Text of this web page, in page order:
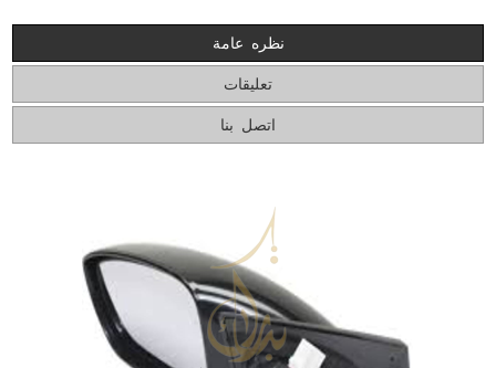
نظره عامة
تعليقات
اتصل بنا